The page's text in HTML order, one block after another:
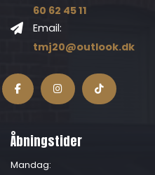
60 62 45 11
Email:
tmj20@outlook.dk
Åbningstider
Mandag: